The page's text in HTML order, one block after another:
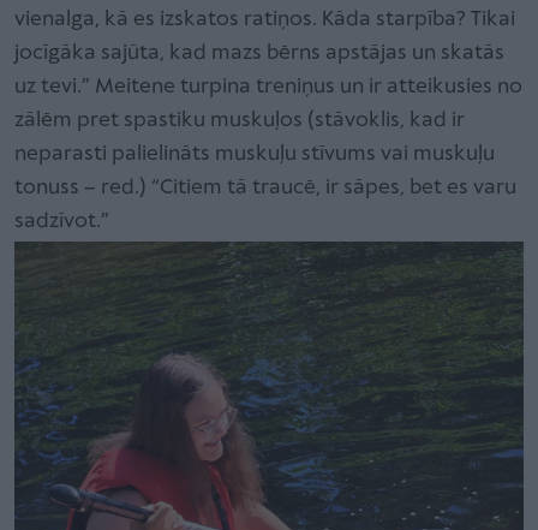
vienalga, kā es izskatos ratiņos. Kāda starpība? Tikai
jocīgāka sajūta, kad mazs bērns apstājas un skatās
uz tevi.” Meitene turpina treniņus un ir atteikusies no
zālēm pret spastiku muskuļos (stāvoklis, kad ir
neparasti palielināts muskuļu stīvums vai muskuļu
tonuss – red.) “Citiem tā traucē, ir sāpes, bet es varu
sadzīvot.”